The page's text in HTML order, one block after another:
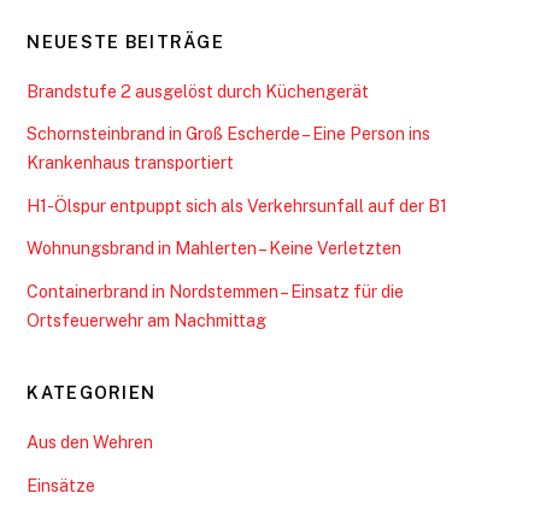
NEUESTE BEITRÄGE
Brandstufe 2 ausgelöst durch Küchengerät
Schornsteinbrand in Groß Escherde – Eine Person ins
Krankenhaus transportiert
H1-Ölspur entpuppt sich als Verkehrsunfall auf der B1
Wohnungsbrand in Mahlerten – Keine Verletzten
Containerbrand in Nordstemmen – Einsatz für die
Ortsfeuerwehr am Nachmittag
KATEGORIEN
Aus den Wehren
Einsätze